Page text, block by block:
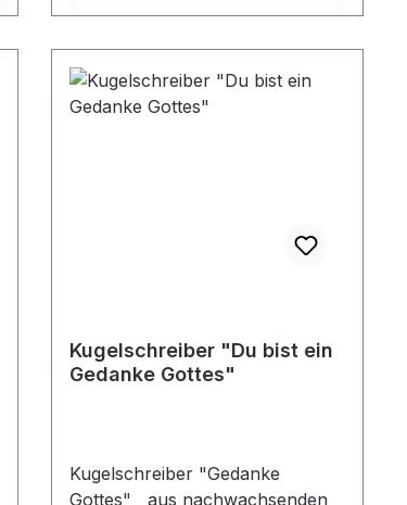
Kugelschreiber "Du bist ein
Gedanke Gottes"
Kugelschreiber "Gedanke
Gottes" aus nachwachsenden